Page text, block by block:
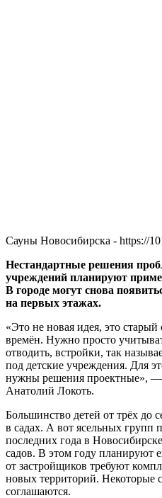
Сауны Новосибирска - https://
Нестандартные решения
учреждений планируют
В городе могут снова
на первых этажах.
«Это не новая идея, это
времён. Нужно просто
отводить, встройки, так
под детские учреждения. Для
нужны решения проектные», —
Анатолий Локоть.
Большинство детей от трёх до
в садах. А вот ясельных групп
последних года в
садов. В этом году планируют
от застройщиков требуют
новых территорий. Некоторые
соглашаются.